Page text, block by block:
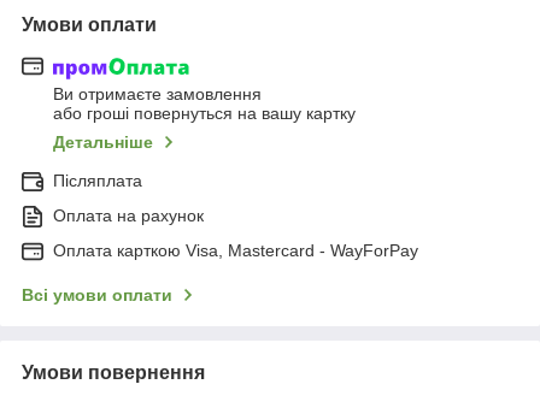
Умови оплати
Ви отримаєте замовлення
або гроші повернуться на вашу картку
Детальніше
Післяплата
Оплата на рахунок
Оплата карткою Visa, Mastercard - WayForPay
Всі умови оплати
Умови повернення